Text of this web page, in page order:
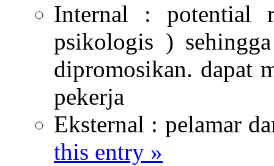
Internal : potential
psikologis )
dipromosikan. dapat
pekerja
Eksternal : pelamar
this entry »